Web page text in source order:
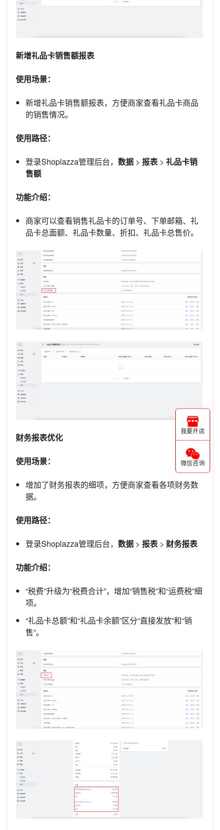
新增礼品卡销售额报表
使用场景：
新增礼品卡销售额报表，方便商家查看礼品卡商品
的销售情况。
使用路径：
登录Shoplazza管理后台， 数据 > 报表> 礼品卡销
售额
功能介绍：
商家可以查看销售礼品卡的订单号、下单邮箱、礼
品卡总面额、礼品卡数量、折扣、礼品卡总售价。
财务报表优化
使用场景：
增加了财务报表的细项，方便商家查看各项财务数
据。
使用路径：
登录Shoplazza管理后台， 数据 > 报表> 财务报表
功能介绍：
“税费”升级为“税费合计”，增加“销售税”和“运费税”细
项。
“礼品卡总额”和“礼品卡余额”区分“直接发放”和“销
售”。
我要开店
微信咨询